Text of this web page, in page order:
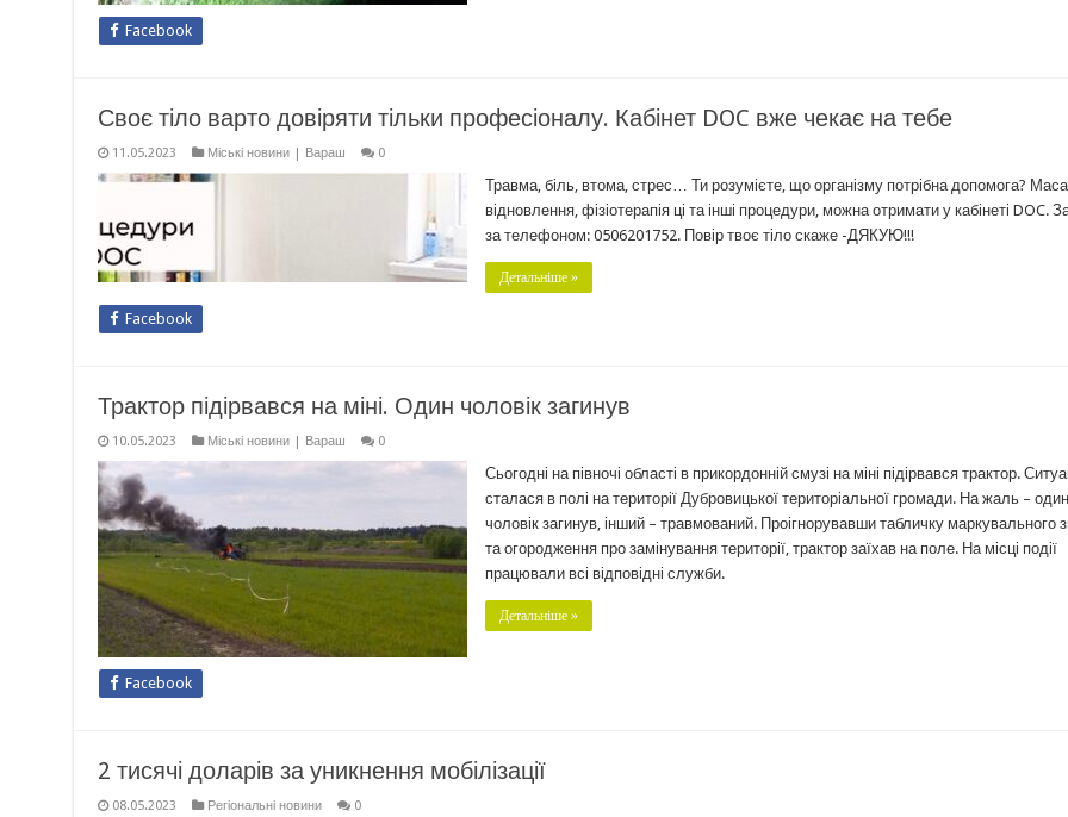
Facebook
Своє тіло варто довіряти тільки професіоналу. Кабінет DOC вже чекає на тебе
11.05.2023 Міські новини | Вараш 0
Травма, біль, втома, стрес… Ти розумієте, що організму потрібна допомога?
відновлення, фізіотерапія ці та інші процедури, можна отримати у кабінеті DOC.
за телефоном: 0506201752. Повір твоє тіло скаже -ДЯКУЮ!!!
Детальніше »
Facebook
Трактор підірвався на міні. Один чоловік загинув
10.05.2023 Міські новини | Вараш 0
Сьогодні на півночі області в прикордонній смузі на міні підірвався трактор.
сталася в полі на території Дубровицької територіальної громади. На жаль – один
чоловік загинув, інший – травмований. Проігнорувавши табличку маркувального
та огородження про замінування території, трактор заїхав на поле. На місці події
працювали всі відповідні служби.
Детальніше »
Facebook
2 тисячі доларів за уникнення мобілізації
08.05.2023 Регіональні новини 0